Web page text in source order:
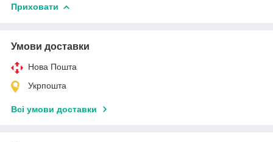
Приховати
Умови доставки
Нова Пошта
Укрпошта
Всі умови доставки